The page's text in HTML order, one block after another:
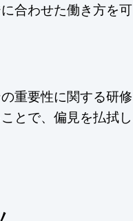
合わせた働き方を可
重要性に関する研
とで、偏見を払拭し